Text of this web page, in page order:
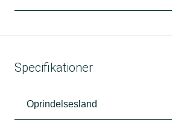
Specifikationer
Oprindelsesland